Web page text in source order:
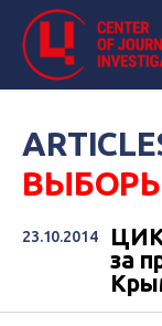
23.10.2014
ЦИК
за